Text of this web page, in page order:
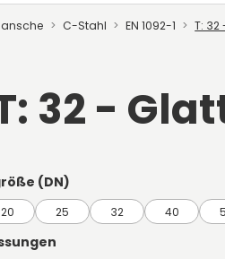
C-Stahl EN 1092-1 T: 32
32 -
(DN)
20 25 32 40